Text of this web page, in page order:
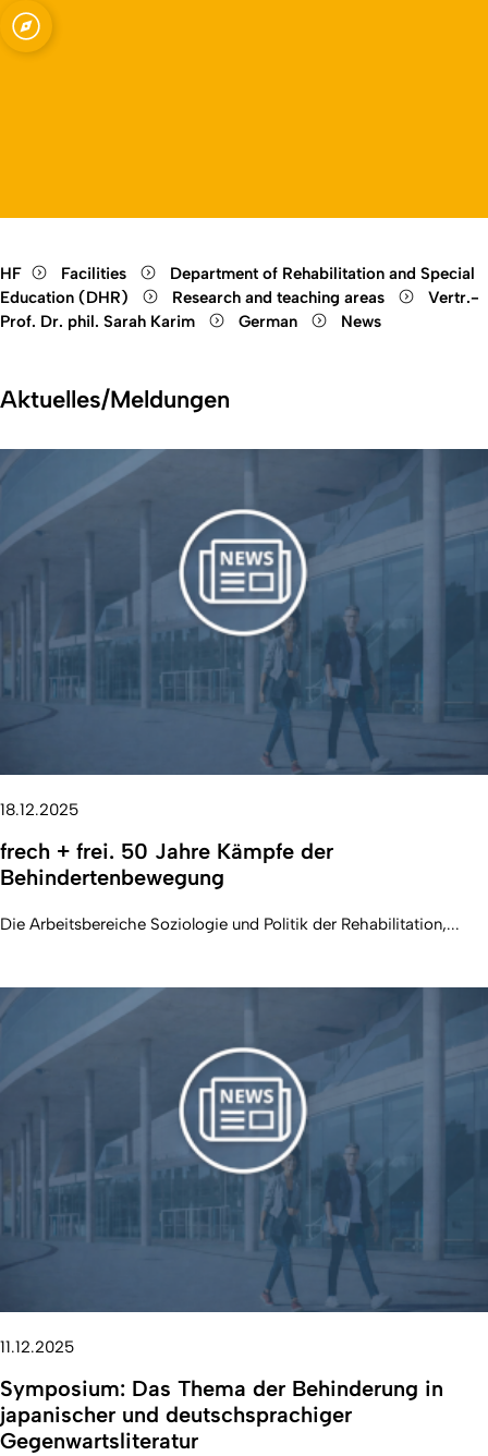
Open quicklink menu
HF Facilities
Department of Rehabilitation and Special
Education (DHR)
Research and teaching areas
Vertr.-
Prof. Dr. phil. Sarah Karim
German News
Aktuelles/Meldungen
18.12.2025
frech + frei. 50 Jahre Kämpfe der
Behindertenbewegung
Die Arbeitsbereiche Soziologie und Politik der Rehabilitation,...
11.12.2025
Symposium: Das Thema der Behinderung in
japanischer und deutschsprachiger
Gegenwartsliteratur